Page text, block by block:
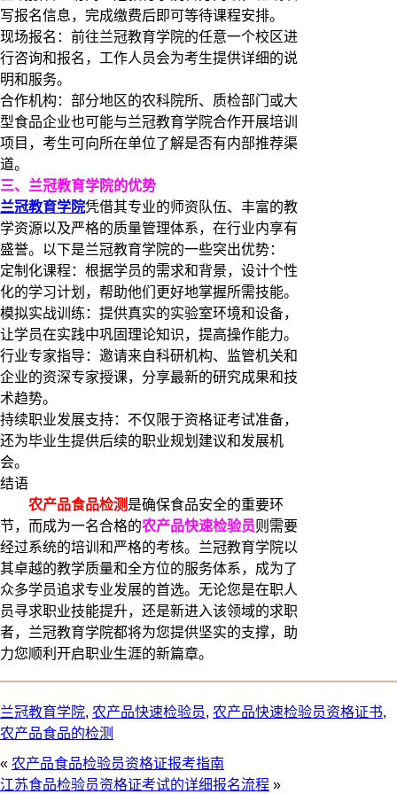
写报名信息，完成缴费后即可等待课程安排。
现场报名：前往兰冠教育学院的任意一个校区进
行咨询和报名，工作人员会为考生提供详细的说
明和服务。
合作机构：部分地区的农科院所、质检部门或大
型食品企业也可能与兰冠教育学院合作开展培训
项目，考生可向所在单位了解是否有内部推荐渠
道。
三、兰冠教育学院的优势
兰冠教育学院凭借其专业的师资队伍、丰富的教
学资源以及严格的质量管理体系，在行业内享有
盛誉。以下是兰冠教育学院的一些突出优势：
定制化课程：根据学员的需求和背景，设计个性
化的学习计划，帮助他们更好地掌握所需技能。
模拟实战训练：提供真实的实验室环境和设备，
让学员在实践中巩固理论知识，提高操作能力。
行业专家指导：邀请来自科研机构、监管机关和
企业的资深专家授课，分享最新的研究成果和技
术趋势。
持续职业发展支持：不仅限于资格证考试准备，
还为毕业生提供后续的职业规划建议和发展机
会。
结语
农产品食品检测是确保食品安全的重要环
节，而成为一名合格的农产品快速检验员则需要
经过系统的培训和严格的考核。兰冠教育学院以
其卓越的教学质量和全方位的服务体系，成为了
众多学员追求专业发展的首选。无论您是在职人
员寻求职业技能提升，还是新进入该领域的求职
者，兰冠教育学院都将为您提供坚实的支撑，助
力您顺利开启职业生涯的新篇章。
兰冠教育学院, 农产品快速检验员, 农产品快速检验员资格证书,
农产品食品的检测
« 农产品食品检验员资格证报考指南
江苏食品检验员资格证考试的详细报名流程 »